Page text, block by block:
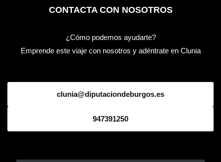
CONTACTA CON NOSOTROS
¿Cómo podemos ayudarte?
Emprende este viaje con nosotros y adéntrate en Clunia
clunia@diputaciondeburgos.es
947391250